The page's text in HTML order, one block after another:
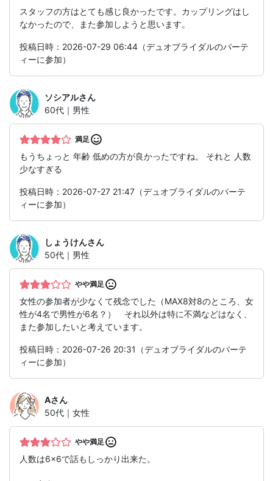
スタッフの方はとても感じ良かったです。カップリングはし
なかったので、また参加しようと思います。
投稿日時：2026-07-29 06:44（デュオブライダルのパーテ
ィーに参加）
ソシアルさん
60代｜男性
満足
もうちょっと 年齢 低めの方が良かったですね。 それと 人数
少なすぎる
投稿日時：2026-07-27 21:47（デュオブライダルのパーテ
ィーに参加）
しょうけんさん
50代｜男性
やや満足
女性の参加者が少なくて残念でした（MAX8対8のところ、女
性が4名で男性が6名？） それ以外は特に不満などはなく、
また参加したいと考えています。
投稿日時：2026-07-26 20:31（デュオブライダルのパーテ
ィーに参加）
Aさん
50代｜女性
やや満足
人数は6×6で話もしっかり出来た。